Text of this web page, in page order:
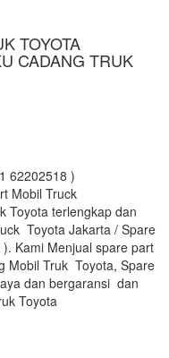
TOYOTA
CADANG TRUK
62202518 )
Mobil Truck
Toyota terlengkap dan
Toyota Jakarta / Spare
Kami Menjual spare part
Mobil Truk Toyota, Spare
dan bergaransi dan
Toyota